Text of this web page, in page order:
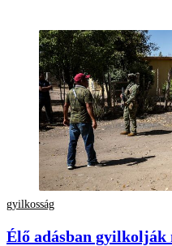
gyilkosság
Élő adásban gyilkolják